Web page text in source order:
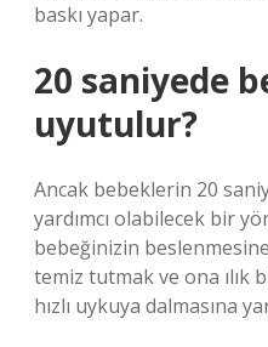
baskı yapar.
20 saniyede
uyutulur?
Ancak bebeklerin 20
yardımcı olabilecek bir
bebeğinizin
temiz tutmak ve ona ılık
hızlı uykuya dalmasına